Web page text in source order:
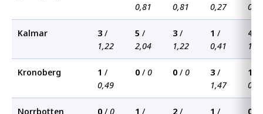
0,81
0,81
0,27
Kalmar 3 /
1,22
5 /
2,04
3 /
1,22
1 /
0,41
4
Kronoberg 1 /
0,49
0 / 0 0 / 0 3 /
1,47
1
Norrbotten 0 / 0 1 / 2 / 1 / 0